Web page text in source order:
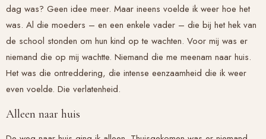
dag was? Geen idee meer. Maar ineens voelde ik weer hoe het
was. Al die moeders – en een enkele vader – die bij het hek van
de school stonden om hun kind op te wachten. Voor mij was er
niemand die op mij wachtte. Niemand die me meenam naar huis.
Het was die ontreddering, die intense eenzaamheid die ik weer
even voelde. Die verlatenheid.
Alleen naar huis